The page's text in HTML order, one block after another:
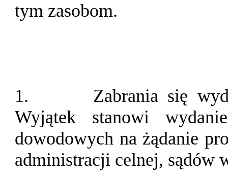
tym zasobom.
1.
Zabrania się
Wyjątek stanowi
dowodowych na żądanie
administracji celnej, sądów